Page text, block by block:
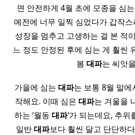
면 안전하게 4월 초에 모종을 심
예전에 너무 일찍 심었다가 갑작
성장을 멈추고 고생하는 걸 본 적
느 정도 안정된 후에 심는 게 훨씬
봄 대파는 씨앗
가을에 심는 대파는 보통 8월 말에
작해요. 이때 심은 대파는 겨울을
하는 ‘월동 대파‘가 되는데요, 추위
일반대파보다 훨씬 달고 단단하